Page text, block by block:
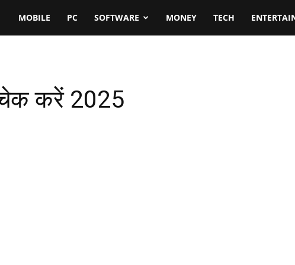
MOBILE PC SOFTWARE MONEY TECH
करें 2025